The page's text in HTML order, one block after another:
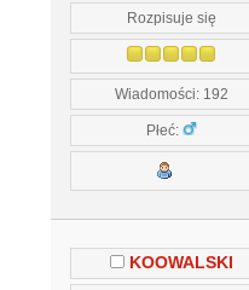
Rozpisuje się
Wiadomości: 192
Płeć:
KOOWALSKI